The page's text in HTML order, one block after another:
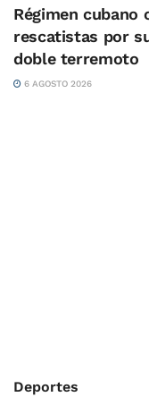
Régimen cubano
rescatistas por
doble terremoto
6 AGOSTO 2026
Deportes